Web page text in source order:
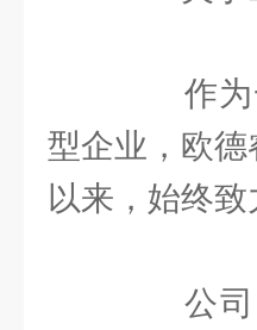
作为一
型企业，欧
以来，始终
公司以